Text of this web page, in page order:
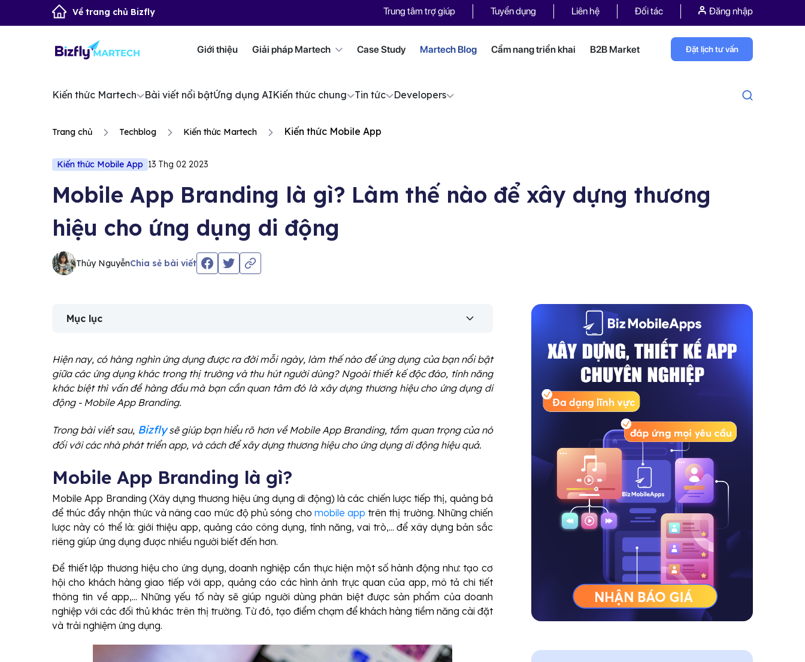
Về trang chủ Bizfly Trung tâm trợ giúp Tuyển dụng Liên hệ Đối tác Đăng nhập
Giới thiệu Giải pháp Martech Case Study Martech Blog Cẩm nang triển khai B2B Market Đặt lịch tư vấn
Kiến thức Martech Bài viết nổi bậtỨng dụng AIKiến thức chung Tin tức Developers
Trang chủ Techblog Kiến thức Martech Kiến thức Mobile App
Kiến thức Mobile App 13 Thg 02 2023
Mobile App Branding là gì? Làm thế nào để xây dựng thương
hiệu cho ứng dụng di động
Thủy NguyễnChia sẻ bài viết
Mục lục
Hiện nay, có hàng nghìn ứng dụng được ra đời mỗi ngày, làm thế nào để ứng dụng của bạn nổi bật
giữa các ứng dụng khác trong thị trường và thu hút người dùng? Ngoài thiết kế độc đáo, tính năng
khác biệt thì vấn đề hàng đầu mà bạn cần quan tâm đó là xây dựng thương hiệu cho ứng dụng di
động - Mobile App Branding.
Trong bài viết sau, Bizflysẽ giúp bạn hiểu rõ hơn về Mobile App Branding, tầm quan trọng của nó
đối với các nhà phát triển app, và cách để xây dựng thương hiệu cho ứng dụng di động hiệu quả.
Mobile App Branding là gì?
Mobile App Branding (Xây dựng thương hiệu ứng dụng di động) là các chiến lược tiếp thị, quảng bá
để thúc đẩy nhận thức và nâng cao mức độ phủ sóng cho mobile app trên thị trường. Những chiến
lược này có thể là: giới thiệu app, quảng cáo công dụng, tính năng, vai trò,... để xây dựng bản sắc
riêng giúp ứng dụng được nhiều người biết đến hơn.
Để thiết lập thương hiệu cho ứng dụng, doanh nghiệp cần thực hiện một số hành động như: tạo cơ
hội cho khách hàng giao tiếp với app, quảng cáo các hình ảnh trực quan của app, mô tả chi tiết
thông tin về app,... Những yếu tố này sẽ giúp người dùng phân biệt được sản phẩm của doanh
nghiệp với các đối thủ khác trên thị trường. Từ đó, tạo điểm chạm để khách hàng tiềm năng cài đặt
và trải nghiệm ứng dụng.